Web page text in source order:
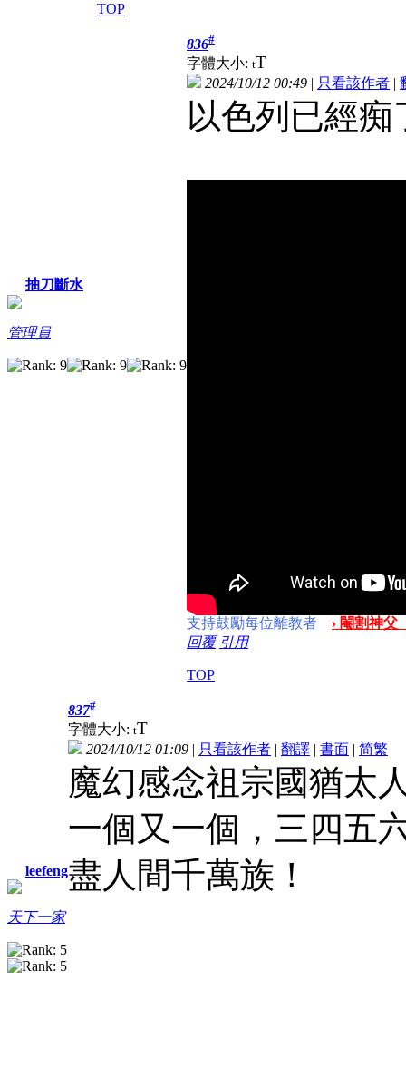
TOP
抽刀斷水
管理員
836#
字體大小: tT
2024/10/12 00:49 | 只看該作者 |
以色列已經痴
支持鼓勵每位離教者
› 閹割神
回覆 引用
TOP
leefeng
天下一家
837#
字體大小: tT
2024/10/12 01:09 | 只看該作者 | 翻譯 | 書面 | 简繁
魔幻感念祖宗國猶太
一個又一個，三四五
盡人間千萬族！